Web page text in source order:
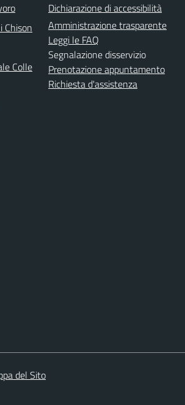
Chison
Colle
Dichiarazione di accessibilità
Amministrazione trasparente
Leggi le FAQ
Segnalazione disservizio
Prenotazione appuntamento
Richiesta d'assistenza
del Sito